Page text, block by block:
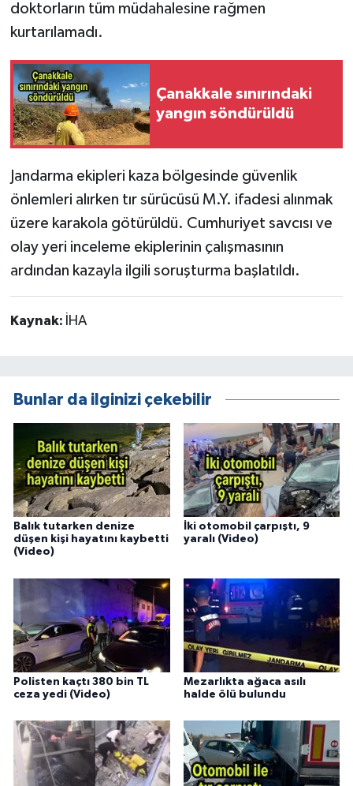
doktorların tüm müdahalesine rağmen
kurtarılamadı.
Çanakkale sınırındaki
yangın söndürüldü
Jandarma ekipleri kaza bölgesinde güvenlik
önlemleri alırken tır sürücüsü M.Y. ifadesi alınmak
üzere karakola götürüldü. Cumhuriyet savcısı ve
olay yeri inceleme ekiplerinin çalışmasının
ardından kazayla ilgili soruşturma başlatıldı.
Kaynak: İHA
Bunlar da ilginizi çekebilir
Balık tutarken denize
düşen kişi hayatını kaybetti
(Video)
İki otomobil çarpıştı, 9
yaralı (Video)
Polisten kaçtı 380 bin TL
ceza yedi (Video)
Mezarlıkta ağaca asılı
halde ölü bulundu